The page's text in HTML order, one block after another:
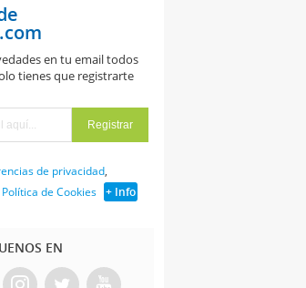
en tu email todos
tienes que registrarte
de privacidad,
Política de Cookies + Info
EN